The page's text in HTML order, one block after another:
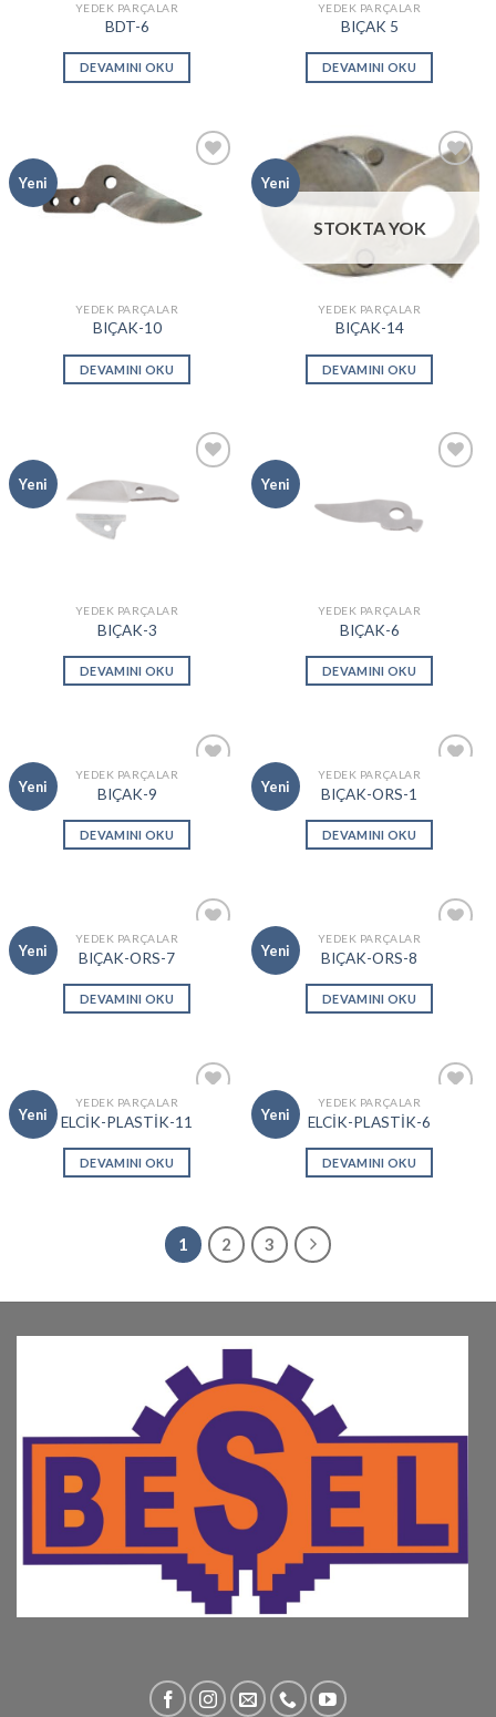
YEDEK PARÇALAR
BDT-6
DEVAMINI OKU
YEDEK PARÇALAR
BIÇAK 5
DEVAMINI OKU
Yeni
YEDEK PARÇALAR
BIÇAK-10
DEVAMINI OKU
Yeni
Add to
wishlist
STOKTA YOK
YEDEK PARÇALAR
BIÇAK-14
DEVAMINI OKU
Yeni
YEDEK PARÇALAR
BIÇAK-3
DEVAMINI OKU
Yeni
YEDEK PARÇALAR
BIÇAK-6
DEVAMINI OKU
Yeni
YEDEK PARÇALAR
BIÇAK-9
DEVAMINI OKU
Yeni
YEDEK PARÇALAR
BIÇAK-ORS-1
DEVAMINI OKU
Yeni
YEDEK PARÇALAR
BIÇAK-ORS-7
DEVAMINI OKU
Yeni
YEDEK PARÇALAR
BIÇAK-ORS-8
DEVAMINI OKU
Yeni
wishlist
YEDEK PARÇALAR
ELCİK-PLASTİK-11
DEVAMINI OKU
Yeni
wishlist
YEDEK PARÇALAR
ELCİK-PLASTİK-6
DEVAMINI OKU
1 2 3